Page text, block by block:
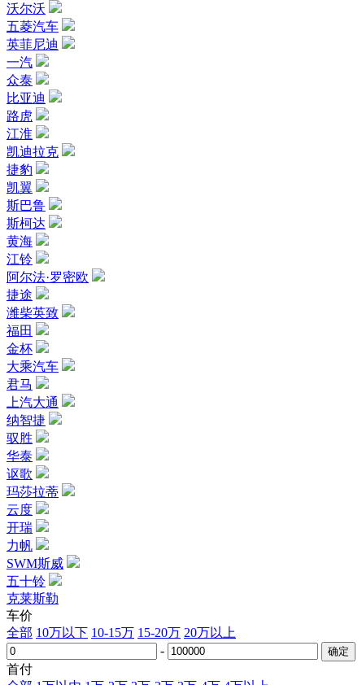
沃尔沃
五菱汽车
英菲尼迪
一汽
众泰
比亚迪
路虎
江淮
凯迪拉克
捷豹
凯翼
斯巴鲁
斯柯达
黄海
江铃
阿尔法·罗密欧
捷途
潍柴英致
福田
金杯
大乘汽车
君马
上汽大通
纳智捷
驭胜
华泰
讴歌
玛莎拉蒂
云度
开瑞
力帆
SWM斯威
五十铃
克莱斯勒
车价
全部 10万以下 10-15万 15-20万 20万以上
-
首付